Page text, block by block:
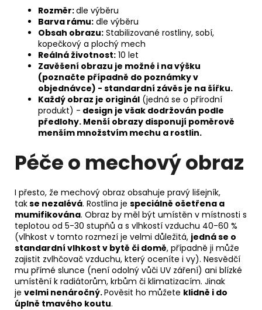
Rozměr:dle výběru
Barva rámu: dle výběru
Obsah obrazu: Stabilizované rostliny, sobí,
kopečkový a plochý mech
Reálná životnost: 10 let
Zavěšení obrazu je možné i na výšku
(poznačte případně do poznámky v
objednávce) - standardní závěs je na šířku.
Každý obraz je originál (jedná se o přírodní
produkt) - design je však dodržován podle
předlohy. Menší obrazy disponují poměrově
menším množstvím mechu a rostlin.
Péče o mechový obraz
I přesto, že mechový obraz obsahuje pravý lišejník,
takse nezalévá. Rostlina je speciálně ošetřena a
mumifikována. Obraz by měl být umístěn v místnosti s
teplotou od 5-30 stupňů a s vlhkostí vzduchu 40-60 %
(vlhkost v tomto rozmezí je velmi důležitá, jedná se o
standardní vlhkost v bytě či domě, případně ji může
zajistit zvlhčovač vzduchu, který oceníte i vy). Nesvědčí
mu přímé slunce (není odolný vůči UV záření) ani blízké
umístění k radiátorům, krbům či klimatizacím. Jinak
je velmi nenáročný.Pověsit ho můžete klidně i do
úplně tmavého koutu.